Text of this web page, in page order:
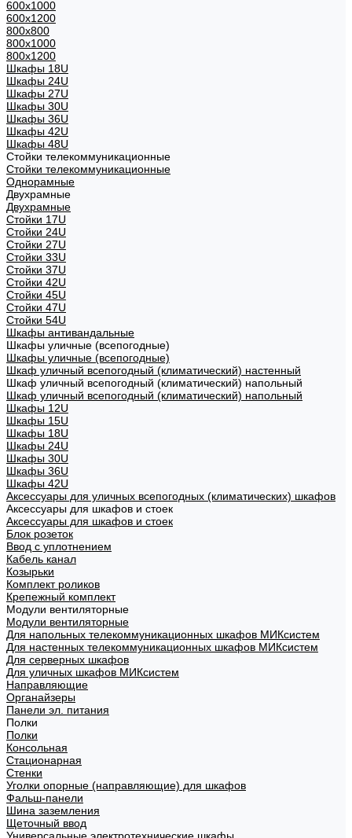
600х1000
600х1200
800x800
800х1000
800х1200
Шкафы 18U
Шкафы 24U
Шкафы 27U
Шкафы 30U
Шкафы 36U
Шкафы 42U
Шкафы 48U
Стойки телекоммуникационные
Стойки телекоммуникационные
Однорамные
Двухрамные
Двухрамные
Стойки 17U
Стойки 24U
Стойки 27U
Стойки 33U
Стойки 37U
Стойки 42U
Стойки 45U
Стойки 47U
Стойки 54U
Шкафы антивандальные
Шкафы уличные (всепогодные)
Шкафы уличные (всепогодные)
Шкаф уличный всепогодный (климатический) настенный
Шкаф уличный всепогодный (климатический) напольный
Шкаф уличный всепогодный (климатический) напольный
Шкафы 12U
Шкафы 15U
Шкафы 18U
Шкафы 24U
Шкафы 30U
Шкафы 36U
Шкафы 42U
Аксессуары для уличных всепогодных (климатических) шкафов
Аксессуары для шкафов и стоек
Аксессуары для шкафов и стоек
Блок розеток
Ввод с уплотнением
Кабель канал
Козырьки
Комплект роликов
Крепежный комплект
Модули вентиляторные
Модули вентиляторные
Для напольных телекоммуникационных шкафов МИКсистем
Для настенных телекоммуникационных шкафов МИКсистем
Для серверных шкафов
Для уличных шкафов МИКсистем
Направляющие
Органайзеры
Панели эл. питания
Полки
Полки
Консольная
Стационарная
Стенки
Уголки опорные (направляющие) для шкафов
Фальш-панели
Шина заземления
Щеточный ввод